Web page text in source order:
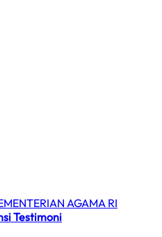
AGAMA RI
Testimoni